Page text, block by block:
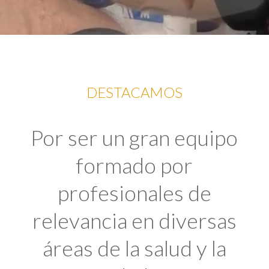
DESTACAMOS
Por ser un gran equipo
formado por
profesionales de
relevancia en diversas
áreas de la salud y la